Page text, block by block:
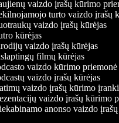
vaizdo įrašų kūrimo
turto vaizdo įrašų
vaizdo įrašų kūrėjas
kūrėjas
vaizdo įrašų kūrėjas
filmų kūrėjas
vaizdo kūrimo priemonė
vaizdo įrašų kūrėjas
vaizdo įrašų kūrimo
vaizdo įrašų kūrimo
anonso vaizdo